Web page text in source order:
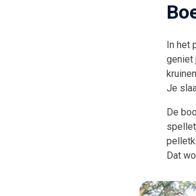
In het
geniet
Je
De
Dat